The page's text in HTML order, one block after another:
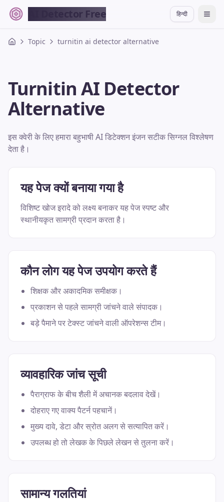
AI Detector Free हिन्दी 切换
Topic turnitin ai detector alternative
Turnitin AI Detector
Alternative
इस क्वेरी के लिए हमारा बहुभाषी AI डिटेक्शन इंजन सटीक सिग्नल विश्लेषण
देता है।
यह पेज क्यों बनाया गया है
विशिष्ट खोज इरादे को लक्ष्य बनाकर यह पेज स्पष्ट और
स्थानीयकृत सामग्री प्रदान करता है।
कौन लोग यह पेज उपयोग करते हैं
शिक्षक और अकादमिक समीक्षक।
प्रकाशन से पहले सामग्री जांचने वाले संपादक।
बड़े पैमाने पर टेक्स्ट जांचने वाली ऑपरेशन्स टीम।
व्यावहारिक जांच सूची
पैराग्राफ के बीच शैली में अचानक बदलाव देखें।
दोहराए गए वाक्य पैटर्न पहचानें।
मुख्य दावे, डेटा और स्रोत अलग से सत्यापित करें।
उपलब्ध हो तो लेखक के पिछले लेखन से तुलना करें।
सामान्य गलतियां